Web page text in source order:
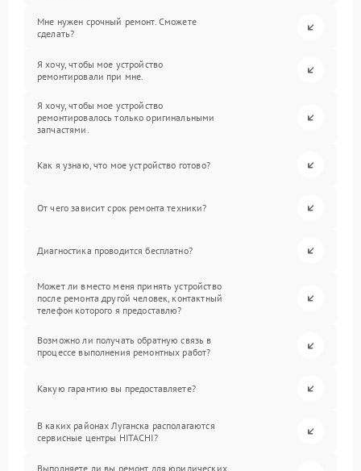
Мне нужен срочный ремонт. Сможете
сделать?
Я хочу, чтобы мое устройство
ремонтировали при мне.
Я хочу, чтобы мое устройство
ремонтировалось только оригинальными
запчастями.
Как я узнаю, что мое устройство готово?
От чего зависит срок ремонта техники?
Диагностика проводится бесплатно?
Может ли вместо меня принять устройство
после ремонта другой человек, контактный
телефон которого я предоставлю?
Возможно ли получать обратную связь в
процессе выполнения ремонтных работ?
Какую гарантию вы предоставляете?
В каких районах Луганска располагаются
сервисные центры HITACHI?
Выполняете ли вы ремонт для юридических